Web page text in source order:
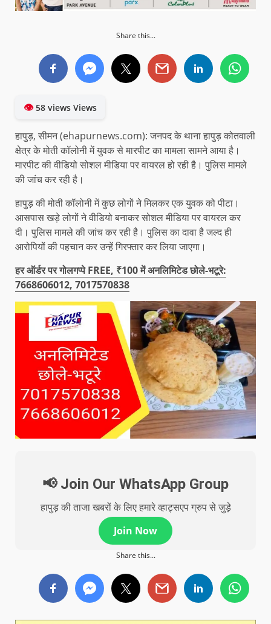
Share this...
👁58 views Views
हापुड़, सीमन (ehapurnews.com): जनपद के थाना हापुड़ कोतवाली
क्षेत्र के मोती कॉलोनी में युवक से मारपीट का मामला सामने आया है।
मारपीट की वीडियो सोशल मीडिया पर वायरल हो रही है। पुलिस मामले
की जांच कर रही है।
हापुड़ की मोती कॉलोनी में कुछ लोगों ने मिलकर एक युवक को पीटा।
आसपास खड़े लोगों ने वीडियो बनाकर सोशल मीडिया पर वायरल कर
दी। पुलिस मामले की जांच कर रही है। पुलिस का दावा है जल्द ही
आरोपियों की पहचान कर उन्हें गिरफ्तार कर लिया जाएगा।
हर ऑर्डर पर गोलगप्पे FREE, ₹100 में अनलिमिटेड छोले-भटूरे:
7668606012, 7017570838
📢 Join Our WhatsApp Group
हापुड़ की ताजा खबरों के लिए हमारे व्हाट्सएप ग्रुप से जुड़े
Join Now
Share this...